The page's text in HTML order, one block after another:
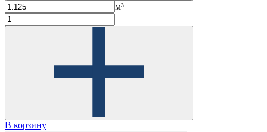
м³
В корзину